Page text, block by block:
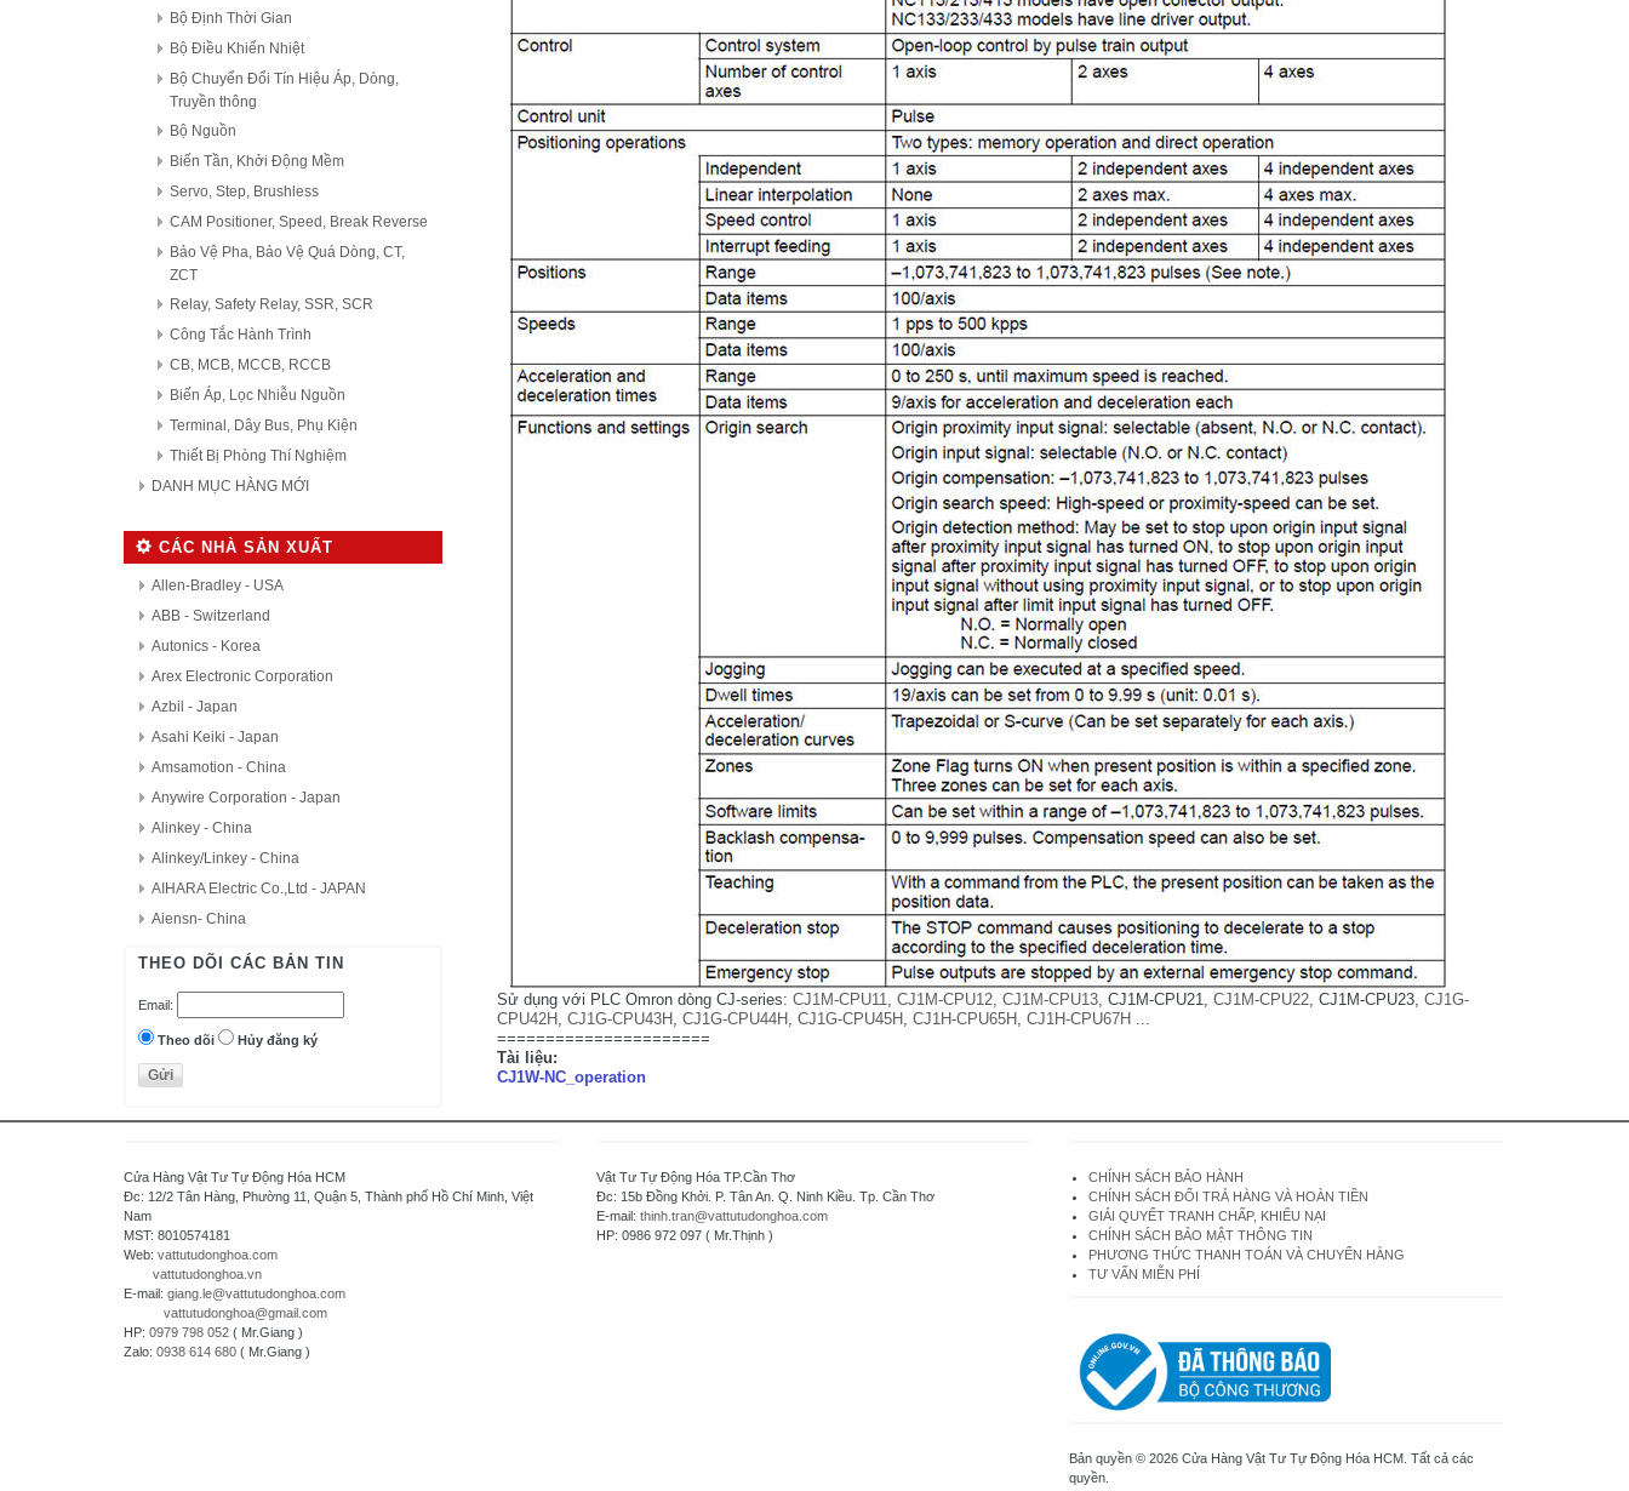
Bộ Định Thời Gian
Bộ Điều Khiển Nhiệt
Bộ Chuyển Đổi Tín Hiệu Áp, Dòng,
Truyền thông
Bộ Nguồn
Biến Tần, Khởi Động Mềm
Servo, Step, Brushless
CAM Positioner, Speed, Break Reverse
Bảo Vệ Pha, Bảo Vệ Quá Dòng, CT,
ZCT
Relay, Safety Relay, SSR, SCR
Công Tắc Hành Trình
CB, MCB, MCCB, RCCB
Biến Áp, Lọc Nhiễu Nguồn
Terminal, Dây Bus, Phụ Kiện
Thiết Bị Phòng Thí Nghiệm
DANH MỤC HÀNG MỚI
CÁC NHÀ SẢN XUẤT
Allen-Bradley - USA
ABB - Switzerland
Autonics - Korea
Arex Electronic Corporation
Azbil - Japan
Asahi Keiki - Japan
Amsamotion - China
Anywire Corporation - Japan
Alinkey - China
Alinkey/Linkey - China
AIHARA Electric Co.,Ltd - JAPAN
Aiensn- China
AutomationDirect - USA
Delta - Taiwan
Danfoss - Denmark
DAITRON
Di-soric - Germany
Daiichi Electronics co.,Ltd - Japan
Fuji Electric - Japan
FESTO
FDK Coperation
THEO DÕI CÁC BẢN TIN
Email:
Theo dõi Hủy đăng ký
Sử dụng với PLC Omron dòng CJ-series: CJ1M-CPU11, CJ1M-CPU12, CJ1M-CPU13, CJ1M-CPU21, CJ1M-CPU22, CJ1M-CPU23, CJ1G-
CPU42H , CJ1G-CPU43H , CJ1G-CPU44H , CJ1G-CPU45H , CJ1H-CPU65H , CJ1H-CPU67H ...
======================
Tài liệu:
CJ1W-NC_operation
Cửa Hàng Vật Tư Tự Động Hóa HCM
Đc: 12/2 Tân Hàng, Phường 11, Quận 5, Thành phố Hồ Chí Minh, Việt
Nam
MST: 8010574181
Web: vattutudonghoa.com
vattutudonghoa.vn
E-mail: giang.le@vattutudonghoa.com
vattutudonghoa@gmail.com
HP: 0979 798 052 ( Mr.Giang )
Zalo: 0938 614 680 ( Mr.Giang )
Vật Tư Tự Động Hóa TP.Cần Thơ
Đc: 15b Đồng Khởi. P. Tân An. Q. Ninh Kiều. Tp. Cần Thơ
E-mail: thinh.tran@vattutudonghoa.com
HP: 0986 972 097 ( Mr.Thịnh )
CHÍNH SÁCH BẢO HÀNH
CHÍNH SÁCH ĐỔI TRẢ HÀNG VÀ HOÀN TIỀN
GIẢI QUYẾT TRANH CHẤP, KHIẾU NẠI
CHÍNH SÁCH BẢO MẬT THÔNG TIN
PHƯƠNG THỨC THANH TOÁN VÀ CHUYỂN HÀNG
TƯ VẤN MIỄN PHÍ
Bản quyền © 2026 Cửa Hàng Vật Tư Tự Động Hóa HCM. Tất cả các
quyền.